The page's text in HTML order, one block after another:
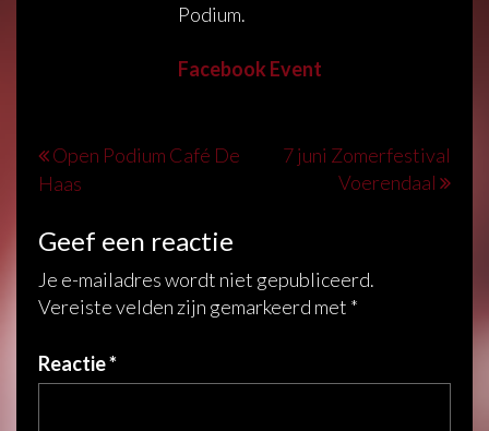
Podium.
Facebook Event
BERICHT
NAVIGATIE
Open Podium Café De
Haas
7 juni Zomerfestival
Voerendaal
Geef een reactie
Je e-mailadres wordt niet gepubliceerd.
Vereiste velden zijn gemarkeerd met *
Reactie*